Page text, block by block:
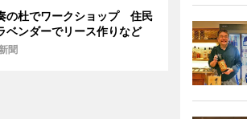
の杜でワークショップ 住民
ベンダーでリース作りなど
聞